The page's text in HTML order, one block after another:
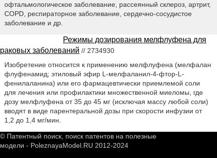
офтальмологическое заболевание, рассеянный склероз, артрит,
COPD, респираторное заболевание, сердечно-сосудистое
заболевание и др.
Режимы дозирования мелфлуфена для
раковых заболеваний // 2734930
Изобретение относится к применению мелфлуфена (мелфалан
флуфенамид; этиловый эфир L-мелфаланил-4-фтор-L-
фенилаланина) или его фармацевтически приемлемой соли
для лечения или профилактики множественной миеломы, где
дозу мелфлуфена от 35 до 45 мг (исключая массу любой соли)
вводят в виде парентеральной дозы при скорости инфузии от
1,2 до 1,4 мг/мин.
© Патентный поиск, поиск патентов на полезные
модели - PoleznayaModel.RU 2012-2024